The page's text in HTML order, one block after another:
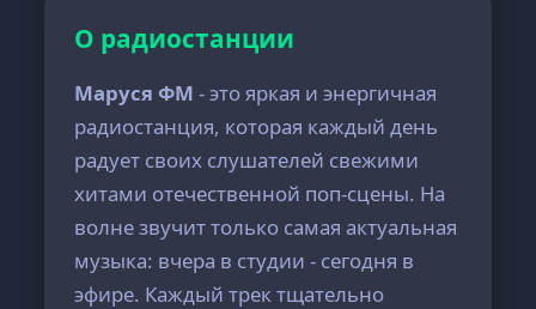
О радиостанции
Маруся ФМ - это яркая и энергичная
радиостанция, которая каждый день
радует своих слушателей свежими
хитами отечественной поп-сцены. На
волне звучит только самая актуальная
музыка: вчера в студии - сегодня в
эфире. Каждый трек тщательно